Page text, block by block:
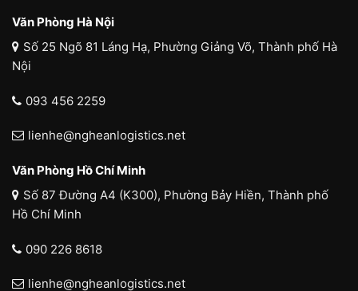
Văn Phòng Hà Nội
Số 25 Ngõ 81 Láng Hạ, Phường Giảng Võ, Thành phố Hà
Nội
093 456 2259
lienhe@ngheanlogistics.net
Văn Phòng Hồ Chí Minh
Số 87 Đường A4 (K300), Phường Bảy Hiền, Thành phố
Hồ Chí Minh
090 226 8618
lienhe@ngheanlogistics.net